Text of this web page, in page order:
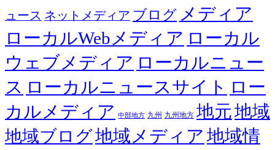
ュース ネットメディア ブログ メディア
ローカルWebメディア ローカル
ウェブメディア ローカルニュー
ス ローカルニュースサイト ロー
カルメディア 中部地方 九州 九州地方 地元地域
地域ブログ地域メディア 地域情